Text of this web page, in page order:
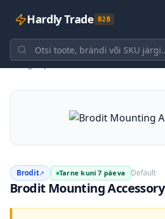
Hardly Trade B2B
Tagasi poodi
Brodit↗ Tarne kuni 7 päeva Default
Brodit Mounting Accessory